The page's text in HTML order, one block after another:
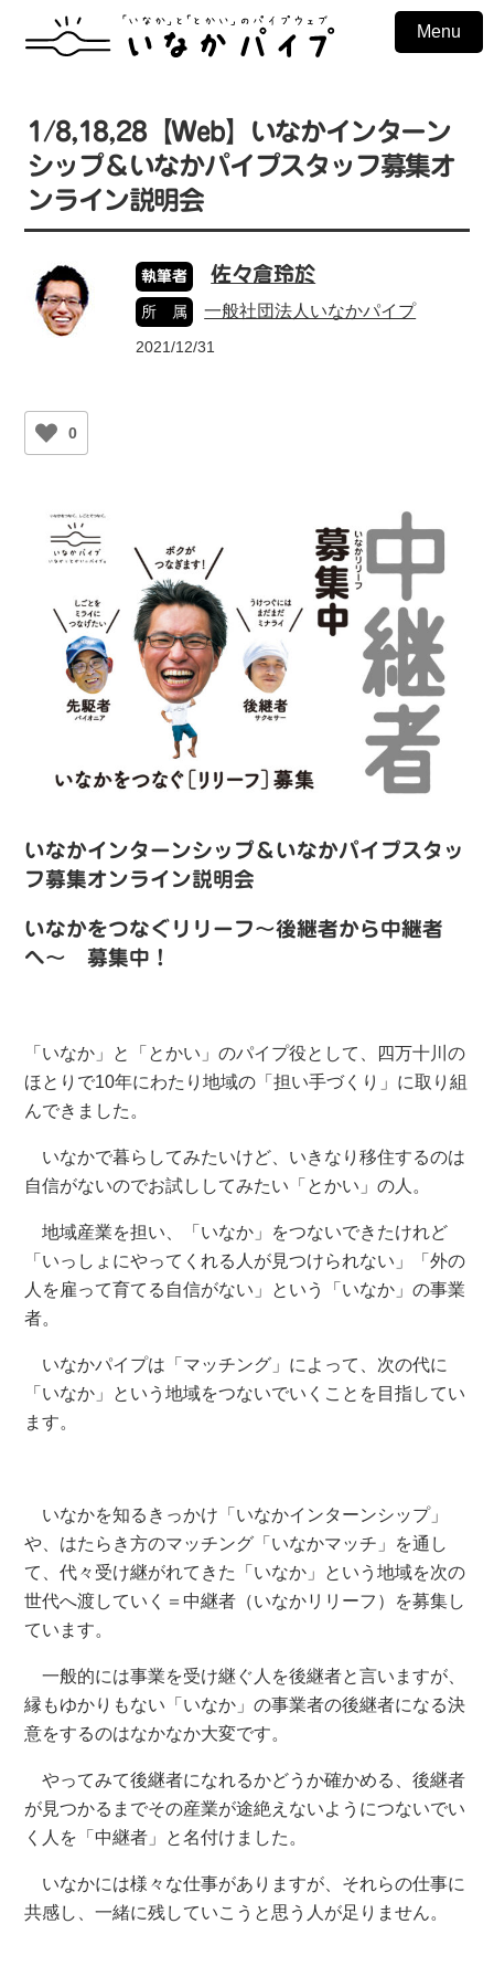
Menu
1/8,18,28【Web】いなかインターン
シップ＆いなかパイプスタッフ募集オ
ンライン説明会
執筆者 佐々倉玲於
所 属 一般社団法人いなかパイプ
2021/12/31
0
いなかインターンシップ＆いなかパイプスタッ
フ募集オンライン説明会
いなかをつなぐリリーフ〜後継者から中継者
へ〜 募集中！
「いなか」と「とかい」のパイプ役として、四万十川の
ほとりで10年にわたり地域の「担い手づくり」に取り組
んできました。
いなかで暮らしてみたいけど、いきなり移住するのは
自信がないのでお試ししてみたい「とかい」の人。
地域産業を担い、「いなか」をつないできたけれど
「いっしょにやってくれる人が見つけられない」「外の
人を雇って育てる自信がない」という「いなか」の事業
者。
いなかパイプは「マッチング」によって、次の代に
「いなか」という地域をつないでいくことを目指してい
ます。
いなかを知るきっかけ「いなかインターンシップ」
や、はたらき方のマッチング「いなかマッチ」を通し
て、代々受け継がれてきた「いなか」という地域を次の
世代へ渡していく＝中継者（いなかリリーフ）を募集し
ています。
一般的には事業を受け継ぐ人を後継者と言いますが、
縁もゆかりもない「いなか」の事業者の後継者になる決
意をするのはなかなか大変です。
やってみて後継者になれるかどうか確かめる、後継者
が見つかるまでその産業が途絶えないようにつないでい
く人を「中継者」と名付けました。
いなかには様々な仕事がありますが、それらの仕事に
共感し、一緒に残していこうと思う人が足りません。